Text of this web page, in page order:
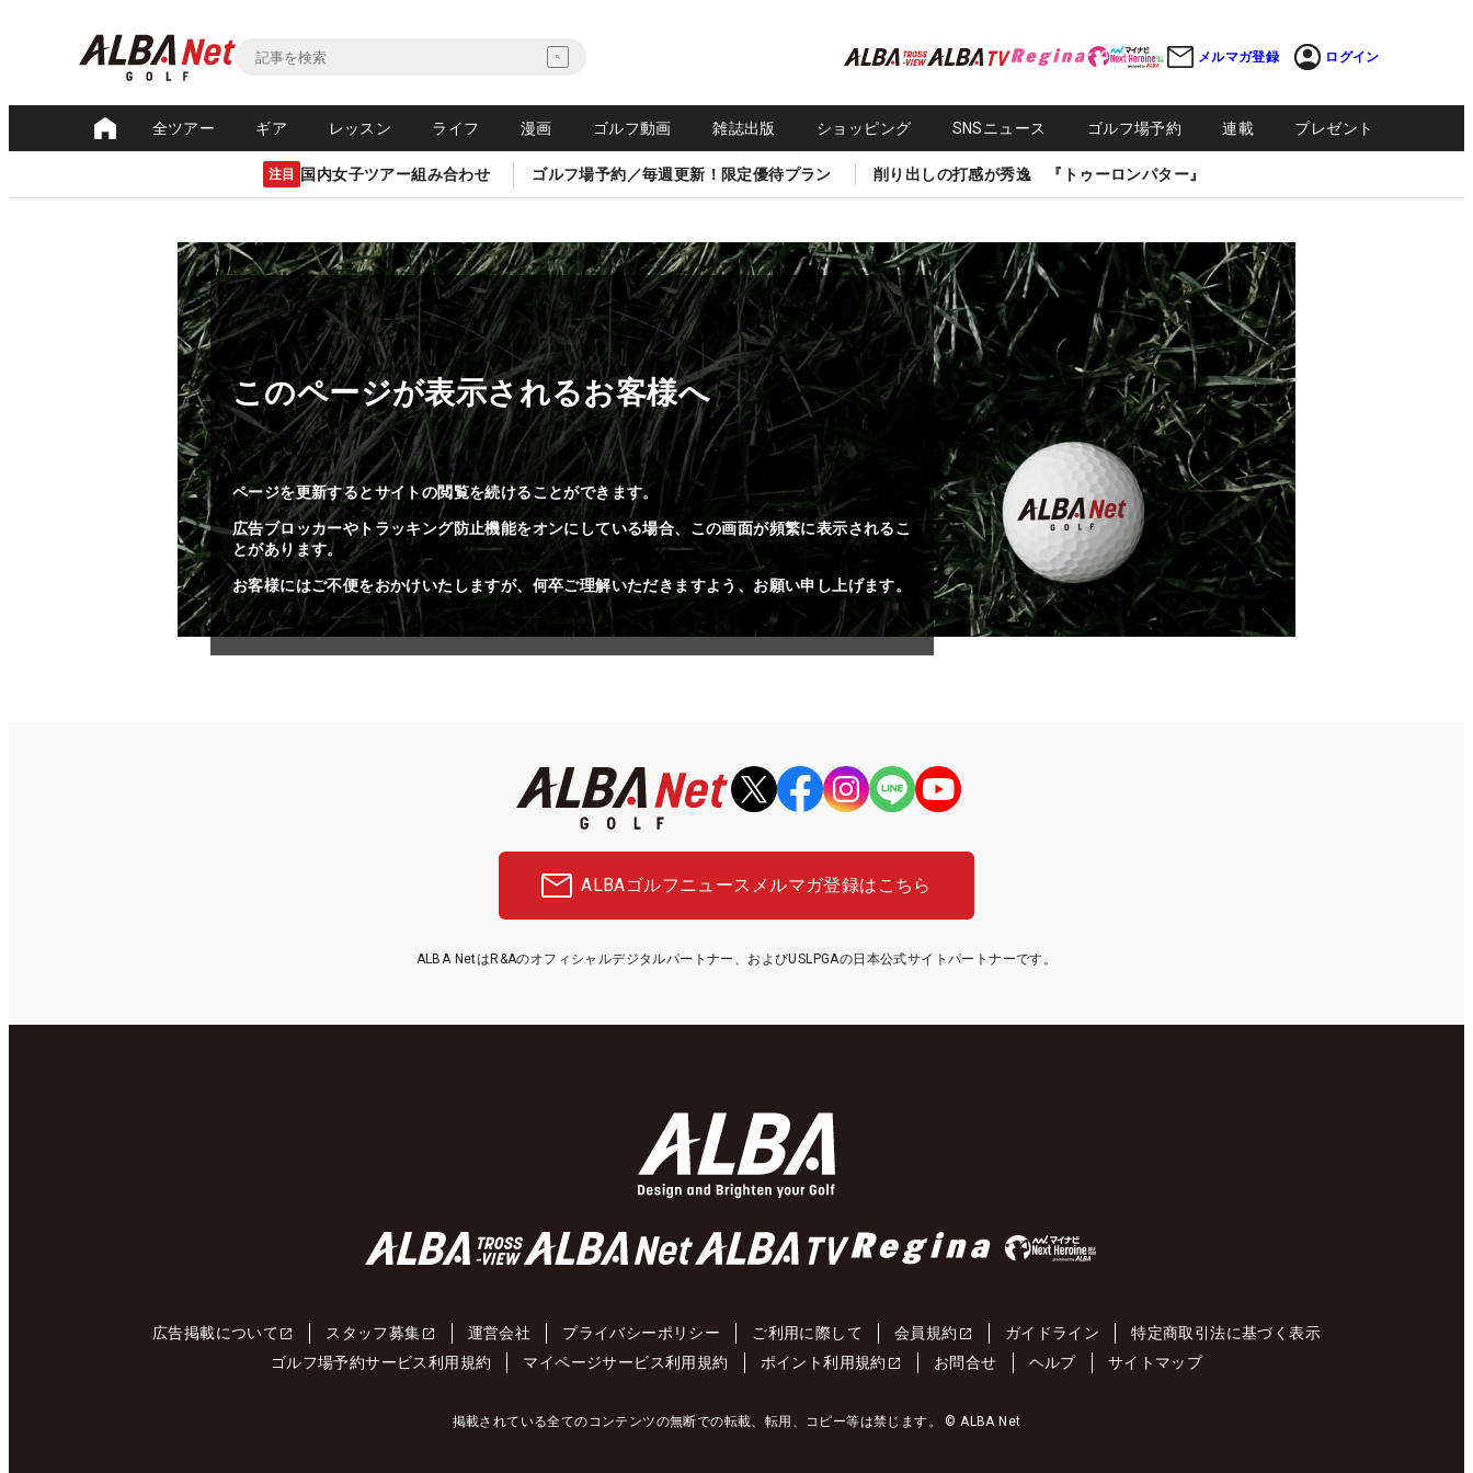
メルマガ登録 ログイン
全ツアー ギア レッスン ライフ 漫画 ゴルフ動画 雑誌出版 ショッピング SNSニュース ゴルフ場予約 連載 プレゼント
注目 国内女子ツアー組み合わせ ゴルフ場予約／毎週更新！限定優待プラン 削り出しの打感が秀逸 『トゥーロンパター』
このページが表示されるお客様へ
ページを更新するとサイトの閲覧を続けることができます。
広告ブロッカーやトラッキング防止機能をオンにしている場合、この画面が頻繁に表示されるこ
とがあります。
お客様にはご不便をおかけいたしますが、何卒ご理解いただきますよう、お願い申し上げます。
ALBAゴルフニュース メルマガ登録はこちら
ALBA NetはR&Aのオフィシャルデジタルパートナー、およびUSLPGAの日本公式サイトパートナーです。
広告掲載について スタッフ募集 運営会社 プライバシーポリシー ご利用に際して 会員規約 ガイドライン
特定商取引法に基づく表示
ゴルフ場予約サービス利用規約
マイページサービス利用規約 ポイント利用規約 お問合せ ヘルプ サイトマップ
掲載されている全てのコンテンツの無断での転載、転用、コピー等は禁じます。 © ALBA Net